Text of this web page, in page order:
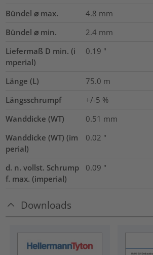
Bündel ⌀ max. 4.8 mm
Bündel ⌀ min.
2.4 mm
Liefermaß D min. (i
mperial)
0.19 "
Länge (L) 75.0 m
Längsschrumpf
+/-5 %
Wanddicke (WT)
0.51 mm
Wanddicke (WT) (im
perial)
0.02 "
d. n. vollst. Schrump
f. max. (imperial)
0.09 "
Downloads